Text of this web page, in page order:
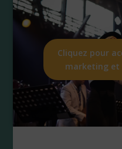
Cliquez pour
marketing et